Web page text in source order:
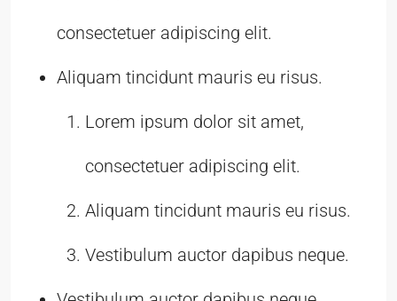
consectetuer adipiscing elit.
Aliquam tincidunt mauris eu risus.
Lorem ipsum dolor sit amet,
consectetuer adipiscing elit.
Aliquam tincidunt mauris eu risus.
Vestibulum auctor dapibus neque.